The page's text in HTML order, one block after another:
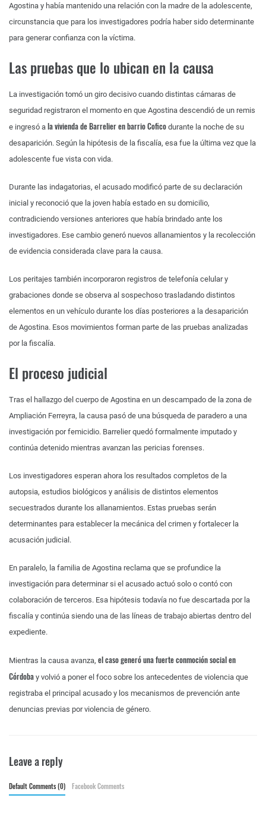
Agostina y había mantenido una relación con la madre de la adolescente,
circunstancia que para los investigadores podría haber sido determinante
para generar confianza con la víctima.
Las pruebas que lo ubican en la causa
La investigación tomó un giro decisivo cuando distintas cámaras de
seguridad registraron el momento en que Agostina descendió de un remis
e ingresó a la vivienda de Barrelier en barrio Cofico durante la noche de su
desaparición. Según la hipótesis de la fiscalía, esa fue la última vez que la
adolescente fue vista con vida.
Durante las indagatorias, el acusado modificó parte de su declaración
inicial y reconoció que la joven había estado en su domicilio,
contradiciendo versiones anteriores que había brindado ante los
investigadores. Ese cambio generó nuevos allanamientos y la recolección
de evidencia considerada clave para la causa.
Los peritajes también incorporaron registros de telefonía celular y
grabaciones donde se observa al sospechoso trasladando distintos
elementos en un vehículo durante los días posteriores a la desaparición
de Agostina. Esos movimientos forman parte de las pruebas analizadas
por la fiscalía.
El proceso judicial
Tras el hallazgo del cuerpo de Agostina en un descampado de la zona de
Ampliación Ferreyra, la causa pasó de una búsqueda de paradero a una
investigación por femicidio. Barrelier quedó formalmente imputado y
continúa detenido mientras avanzan las pericias forenses.
Los investigadores esperan ahora los resultados completos de la
autopsia, estudios biológicos y análisis de distintos elementos
secuestrados durante los allanamientos. Estas pruebas serán
determinantes para establecer la mecánica del crimen y fortalecer la
acusación judicial.
En paralelo, la familia de Agostina reclama que se profundice la
investigación para determinar si el acusado actuó solo o contó con
colaboración de terceros. Esa hipótesis todavía no fue descartada por la
fiscalía y continúa siendo una de las líneas de trabajo abiertas dentro del
expediente.
Mientras la causa avanza, el caso generó una fuerte conmoción social en
Córdoba y volvió a poner el foco sobre los antecedentes de violencia que
registraba el principal acusado y los mecanismos de prevención ante
denuncias previas por violencia de género.
Leave a reply
Default Comments (0) Facebook Comments